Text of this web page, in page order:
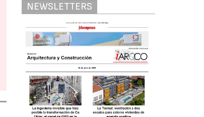
NEWSLETTERS